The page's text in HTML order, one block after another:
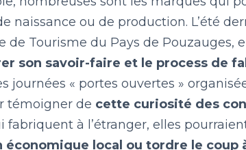
naissance ou de production. L’été
de Tourisme du Pays de Pouzauges,
son savoir-faire et le process de
journées « portes ouvertes »
témoigner de cette curiosité des
à l’étranger, elles
local ou tordre le coup